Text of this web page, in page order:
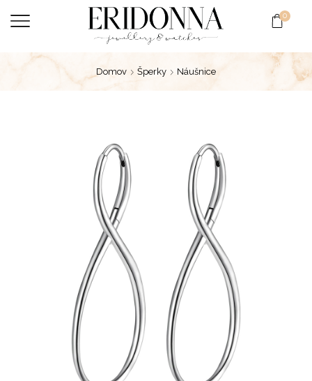
0
Domov Šperky Náušnice